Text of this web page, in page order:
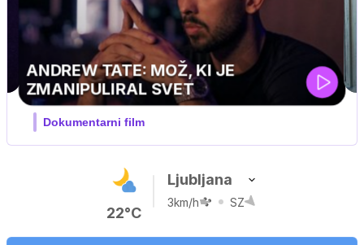
22°C
Ljubljana
3km/h SZ